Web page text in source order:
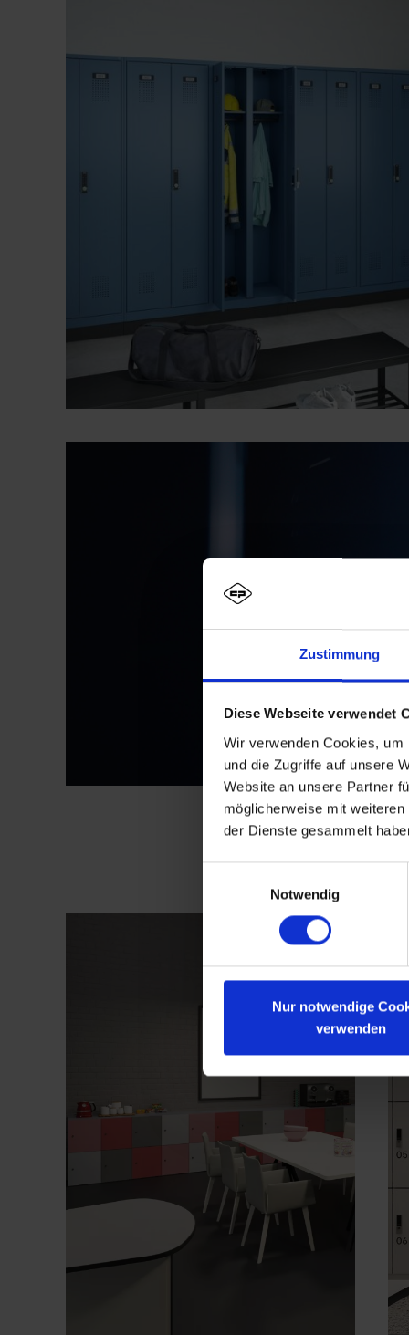
Zustimmung
Diese Webseite verwendet
Wir verwenden Cookies,
und die Zugriffe auf unsere
Website an unsere Partner
möglicherweise mit
der Dienste gesammelt
Notwendig
Nur notwendige
verwenden